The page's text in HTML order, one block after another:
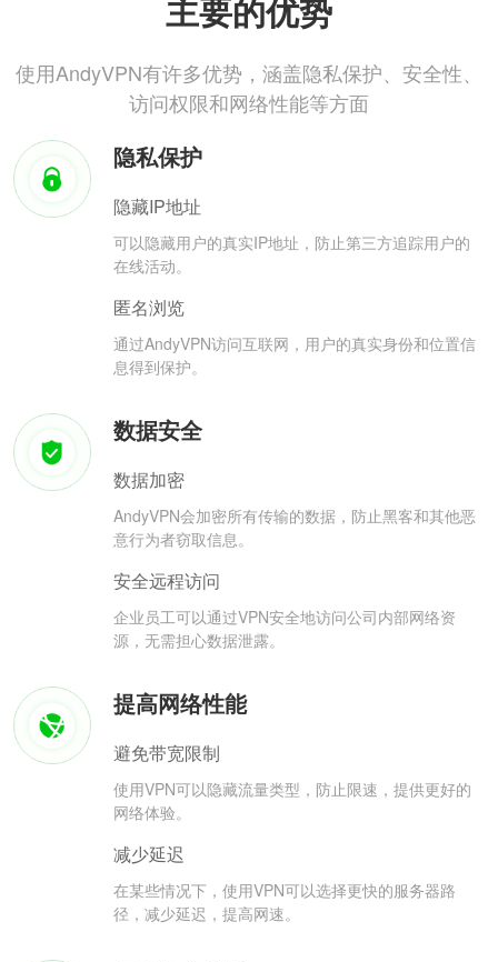
主要的优势
使用AndyVPN有许多优势，涵盖隐私保护、安全性、
访问权限和网络性能等方面
隐私保护
隐藏IP地址
可以隐藏用户的真实IP地址，防止第三方追踪用户的
在线活动。
匿名浏览
通过AndyVPN访问互联网，用户的真实身份和位置信
息得到保护。
数据安全
数据加密
AndyVPN会加密所有传输的数据，防止黑客和其他恶
意行为者窃取信息。
安全远程访问
企业员工可以通过VPN安全地访问公司内部网络资
源，无需担心数据泄露。
提高网络性能
避免带宽限制
使用VPN可以隐藏流量类型，防止限速，提供更好的
网络体验。
减少延迟
在某些情况下，使用VPN可以选择更快的服务器路
径，减少延迟，提高网速。